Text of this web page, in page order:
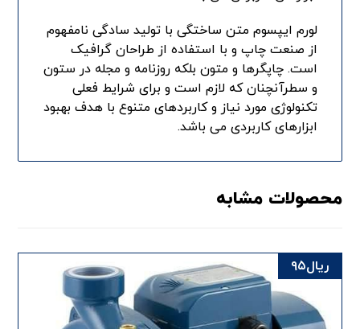
لورم ایپسوم متن ساختگی با تولید سادگی نامفهوم
از صنعت چاپ و با استفاده از طراحان گرافیک
است. چاپگرها و متون بلکه روزنامه و مجله در ستون
و سطرآنچنان که لازم است و برای شرایط فعلی
تکنولوژی مورد نیاز و کاربردهای متنوع با هدف بهبود
ابزارهای کاربردی می باشد.
محصولات مشابه
ریال۹۵